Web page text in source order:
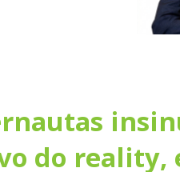
do reality,